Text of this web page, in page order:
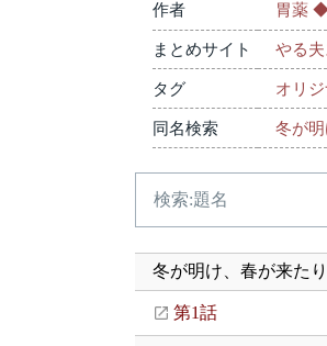
作者 胃薬
まとめサイト やる
タグ オリ
同名検索 冬が
冬が明け、春が来た
第1話